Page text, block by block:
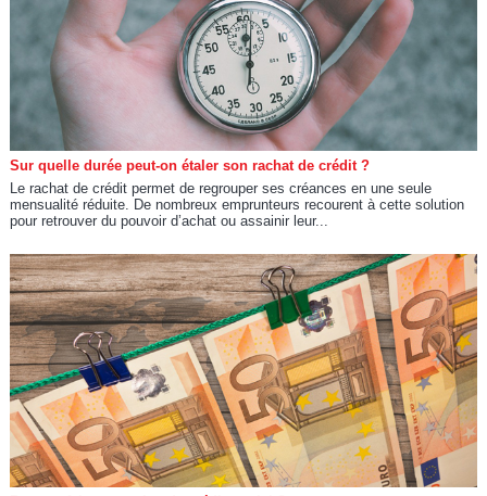
Sur quelle durée peut-on étaler son rachat de crédit ?
Le rachat de crédit permet de regrouper ses créances en une seule
mensualité réduite. De nombreux emprunteurs recourent à cette solution
pour retrouver du pouvoir d’achat ou assainir leur...